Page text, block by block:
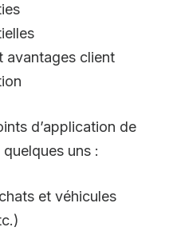
avantages client
d’application de
uns :
et véhicules